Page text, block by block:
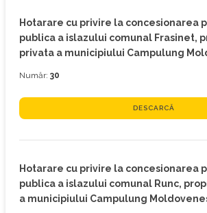
Hotarare cu privire la concesionarea
publica a islazului comunal Frasinet,
privata a municipiului Campulung
Număr: 30
DESCARCĂ
Hotarare cu privire la concesionarea
publica a islazului comunal Runc,
a municipiului Campulung